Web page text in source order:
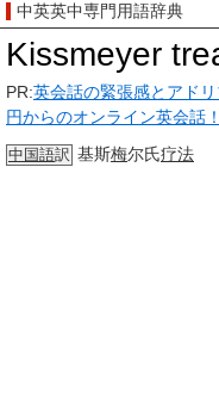
中英英中専門用語辞典
Kissmeyer
PR:英会話の緊張感とアド
円からのオンライン英会話！
中国語訳 基斯梅尔氏疗法